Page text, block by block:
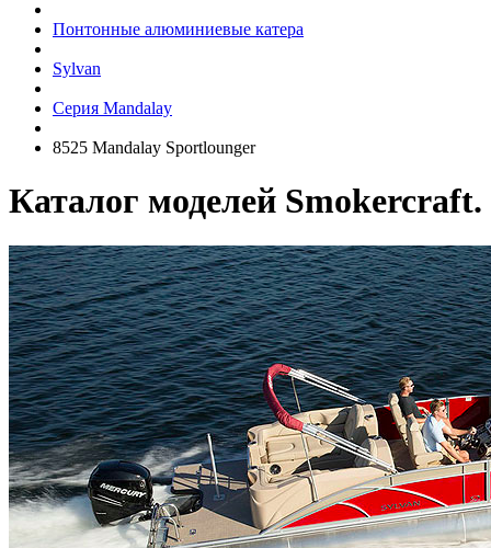
Понтонные алюминиевые катера
Sylvan
Серия Mandalay
8525 Mandalay Sportlounger
Каталог моделей Smokercraft.